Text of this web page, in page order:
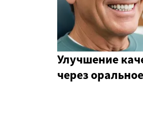
Улучшение
через